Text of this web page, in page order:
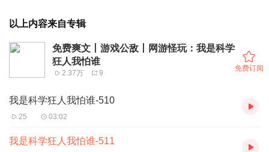
以上内容来自专辑
免费爽文丨游戏公敌丨网游怪玩：我是科学
狂人我怕谁
2.37万 9
免费订阅
我是科学狂人我怕谁-510
25 03:02
我是科学狂人我怕谁-511